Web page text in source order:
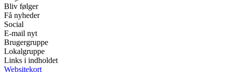
Bliv følger
Få nyheder
Social
E-mail nyt
Brugergruppe
Lokalgruppe
Links i indholdet
Websitekort